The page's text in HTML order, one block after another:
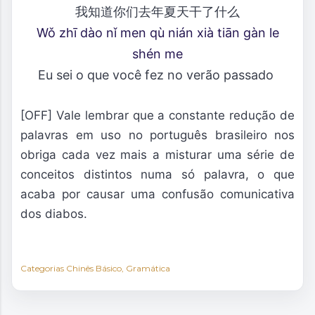
我知道你们去年夏天干了什么
Wǒ zhī dào nǐ men qù nián xià tiān gàn le
shén me
Eu sei o que você fez no verão passado
[OFF] Vale lembrar que a constante redução de
palavras em uso no português brasileiro nos
obriga cada vez mais a misturar uma série de
conceitos distintos numa só palavra, o que
acaba por causar uma confusão comunicativa
dos diabos.
Categorias Chinês Básico Gramática